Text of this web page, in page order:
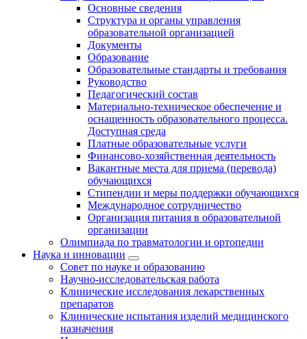
Основные сведения
Структура и органы управления
образовательной организацией
Документы
Образование
Образовательные стандарты и требования
Руководство
Педагогический состав
Материально-техническое обеспечение и
оснащенность образовательного процесса.
Доступная среда
Платные образовательные услуги
Финансово-хозяйственная деятельность
Вакантные места для приема (перевода)
обучающихся
Стипендии и меры поддержки обучающихся
Международное сотрудничество
Организация питания в образовательной
организации
Олимпиада по травматологии и ортопедии
Наука и инновации
Совет по науке и образованию
Научно-исследовательская работа
Клинические исследования лекарственных
препаратов
Клинические испытания изделий медицинского
назначения